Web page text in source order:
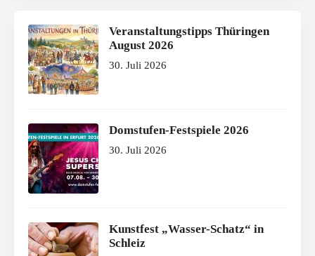
Veranstaltungstipps Thüringen
August 2026
30. Juli 2026
Domstufen-Festspiele 2026
30. Juli 2026
Kunstfest „Wasser-Schatz“ in
Schleiz